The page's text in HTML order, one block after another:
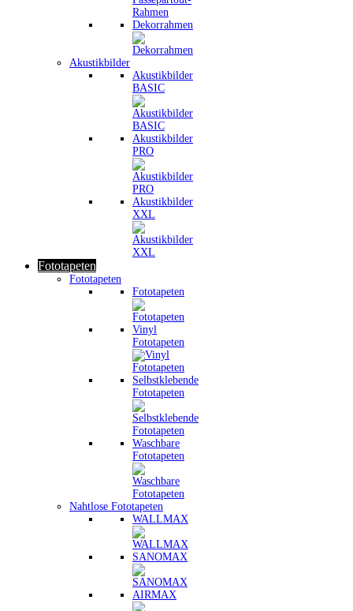
Dekorrahmen
Akustikbilder
Akustikbilder
BASIC
Akustikbilder
PRO
Akustikbilder
XXL
Fototapeten
Fototapeten
Fototapeten
Vinyl
Fototapeten
Selbstklebende
Fototapeten
Waschbare
Fototapeten
Nahtlose Fototapeten
WALLMAX
SANOMAX
AIRMAX